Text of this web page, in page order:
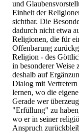
und
Einheit der
sichtbar. Die
dadurch nicht etwa
Religionen, die für
Offenbarung
Religion - des
in besonderer
deshalb auf
Dialog mit
lernen, wo die
Gerade wer
"Erfüllung" zu
wo er in seiner
Anspruch